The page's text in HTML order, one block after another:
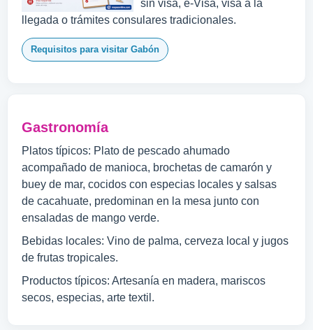
sin visa, e-Visa, visa a la
llegada o trámites consulares tradicionales.
Requisitos para visitar Gabón
Gastronomía
Platos típicos: Plato de pescado ahumado
acompañado de manioca, brochetas de camarón y
buey de mar, cocidos con especias locales y salsas
de cacahuate, predominan en la mesa junto con
ensaladas de mango verde.
Bebidas locales: Vino de palma, cerveza local y jugos
de frutas tropicales.
Productos típicos: Artesanía en madera, mariscos
secos, especias, arte textil.